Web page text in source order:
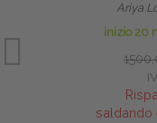
Ariya
inizio 20